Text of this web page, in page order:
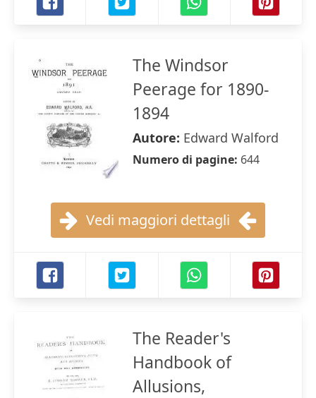
The Windsor
Peerage for 1890-
1894
Autore: Edward Walford
Numero di pagine: 644
Vedi maggiori dettagli
The Reader's
Handbook of
Allusions,